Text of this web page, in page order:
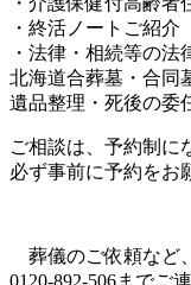
・終活ノートご紹介
・法律・相続等の法
北海道合葬墓・合同
遺品整理・死後の委
ご相談は、予約制に
必ず事前に予約をお
葬儀のご依頼など